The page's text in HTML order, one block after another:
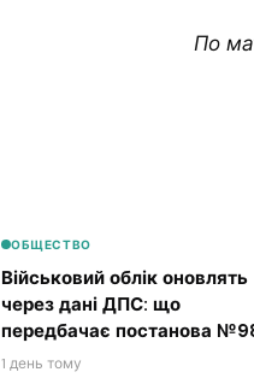
По
ОБЩЕСТВО
Військовий облік оновлять
через дані ДПС: що
передбачає постанова
1 день тому